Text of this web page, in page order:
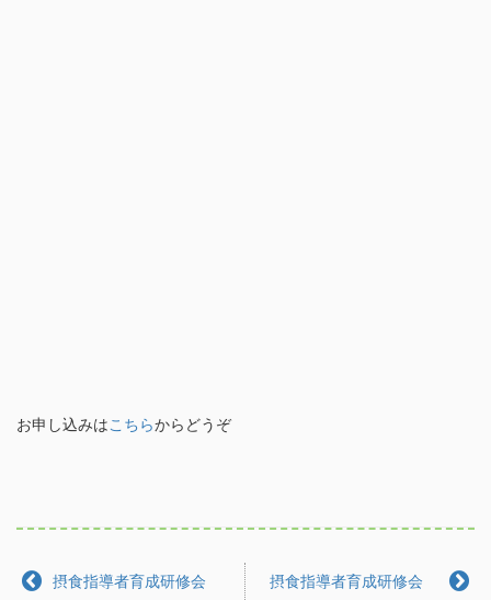
お申し込みはこちらからどうぞ
摂食指導者育成研修会 摂食指導者育成研修会